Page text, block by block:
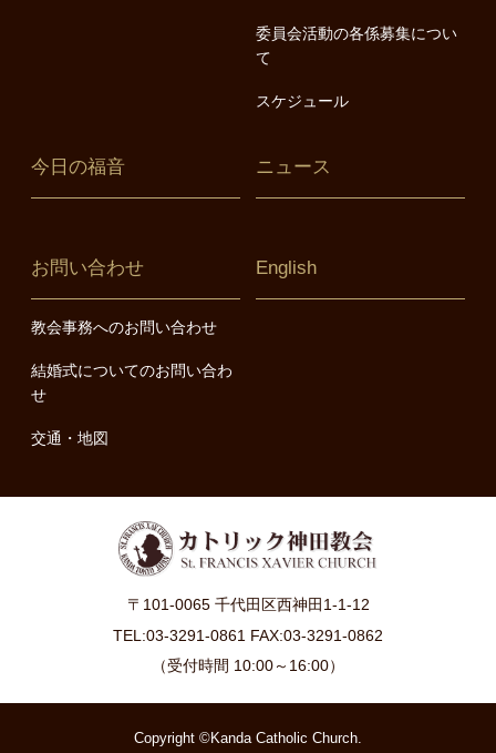
委員会活動の各係募集につい
て
スケジュール
今日の福音 ニュース
お問い合わせ
教会事務へのお問い合わせ
結婚式についてのお問い合わ
せ
交通・地図
English
〒101-0065 千代田区西神田1-1-12
TEL:03-3291-0861 FAX:03-3291-0862
（受付時間 10:00～16:00）
Copyright ©Kanda Catholic Church.